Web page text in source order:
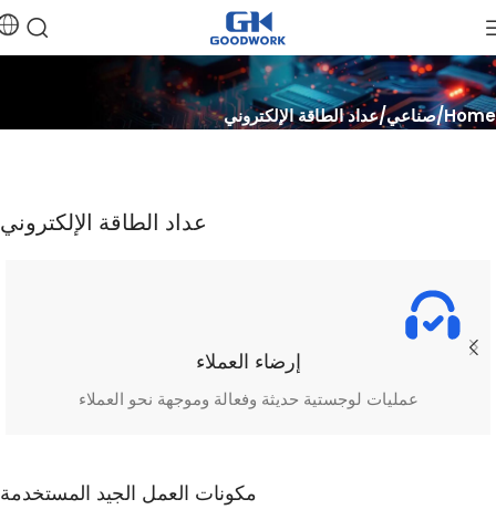
Home صناعي عداد الطاقة الإلكتروني
عداد الطاقة الإلكتروني
إرضاء العملاء
عمليات لوجستية حديثة وفعالة وموجهة نحو العملاء
مكونات العمل الجيد المستخدمة